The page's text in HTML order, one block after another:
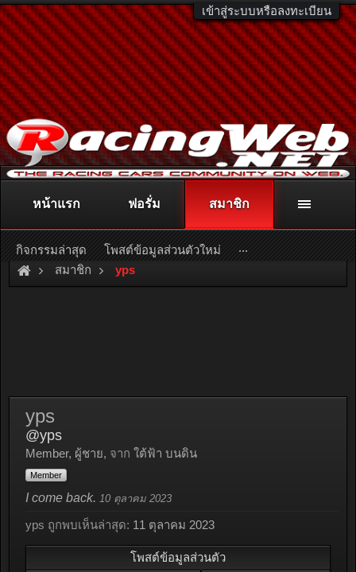
เข้าสู่ระบบหรือลงทะเบียน
ติดต่อลงโฆษณา racingweb@gmail.comหรือโทร. 081-811-1138
หรืออ่านรายละเอียดเพิ่มเติม คลิกที่นี่
สมาชิก yps
yps
@yps
Member, ผู้ชาย, จาก ใต้ฟ้า บนดิน
Member
I come back. 10 ตุลาคม 2023
yps ถูกพบเห็นล่าสุด: 11 ตุลาคม 2023
โพสต์ข้อมูลส่วนตัว
หน้าแรก ฟอรั่ม สมาชิก
กิจกรรมล่าสุด โพสต์ข้อมูลส่วนตัวใหม่ ...